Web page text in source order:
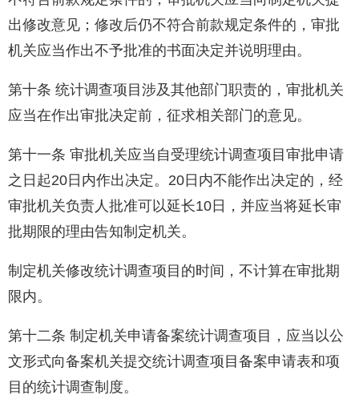
出修改意见；修改后仍不符合前款规定条件的，审批
机关应当作出不予批准的书面决定并说明理由。
第十条 统计调查项目涉及其他部门职责的，审批机关
应当在作出审批决定前，征求相关部门的意见。
第十一条 审批机关应当自受理统计调查项目审批申请
之日起20日内作出决定。20日内不能作出决定的，经
审批机关负责人批准可以延长10日，并应当将延长审
批期限的理由告知制定机关。
制定机关修改统计调查项目的时间，不计算在审批期
限内。
第十二条 制定机关申请备案统计调查项目，应当以公
文形式向备案机关提交统计调查项目备案申请表和项
目的统计调查制度。